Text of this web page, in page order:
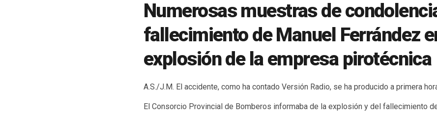
Numerosas muestras de
fallecimiento de Manuel Ferrández
explosión de la empresa pirotécnica
A.S./J.M. El accidente, como ha contado Versión Radio, se ha producido a primera
El Consorcio Provincial de Bomberos informaba de la explosión y del fallecimiento